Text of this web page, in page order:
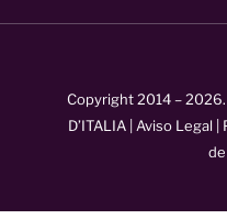
Copyright 2014 –2026
D’ITALIA Aviso Legal